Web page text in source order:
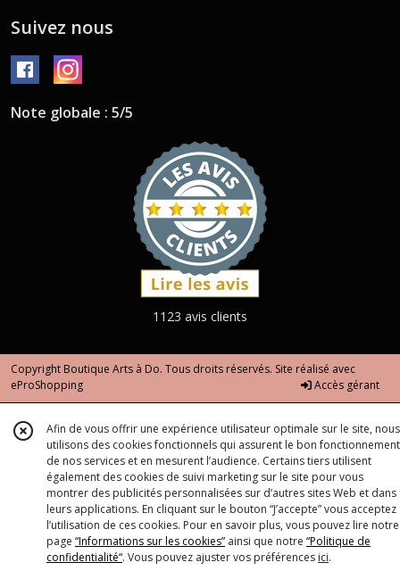
Suivez nous
Note globale : 5/5
1123 avis clients
Copyright Boutique Arts à Do. Tous droits réservés. Site réalisé avec
eProShopping
Accès gérant
Afin de vous offrir une expérience utilisateur optimale sur le site, nous
utilisons des cookies fonctionnels qui assurent le bon fonctionnement
de nos services et en mesurent l’audience. Certains tiers utilisent
également des cookies de suivi marketing sur le site pour vous
montrer des publicités personnalisées sur d’autres sites Web et dans
leurs applications. En cliquant sur le bouton “J’accepte” vous acceptez
l’utilisation de ces cookies. Pour en savoir plus, vous pouvez lire notre
page “Informations sur les cookies” ainsi que notre “Politique de
confidentialité“. Vous pouvez ajuster vos préférences ici.